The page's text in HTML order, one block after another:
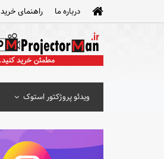
درباره ما راهنمای خرید
ویدئو پروژکتور استوک